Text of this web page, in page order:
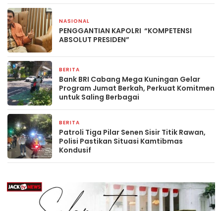
NASIONAL
PENGGANTIAN KAPOLRI “KOMPETENSI
ABSOLUT PRESIDEN”
BERITA
Bank BRI Cabang Mega Kuningan Gelar
Program Jumat Berkah, Perkuat Komitmen
untuk Saling Berbagai
BERITA
Patroli Tiga Pilar Senen Sisir Titik Rawan,
Polisi Pastikan Situasi Kamtibmas
Kondusif